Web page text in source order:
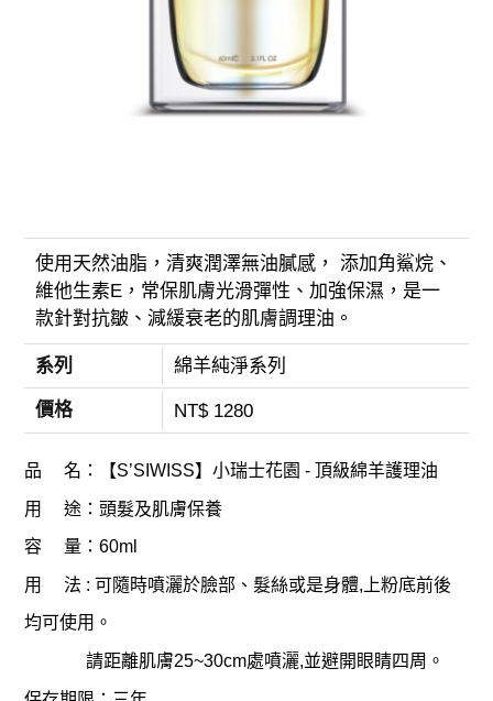
使用天然油脂，清爽潤澤無油膩感， ​添加​​​​​​角鯊烷、
維他生素E，常保肌膚光滑彈性、加強保濕，是一
款針對抗皺、減緩衰老的肌膚調理油。
系列 綿羊純淨系列
價格 NT$ 1280
品 名：【S’SIWISS】小瑞士花園 - 頂級綿羊護理油
用 途：頭髮及肌膚保養
容 量：60ml
用 法 : 可隨時噴灑於臉部、髮絲或是身體,上粉底前後
均可使用。
請距離肌膚25~30cm處噴灑,並避開眼睛四周。